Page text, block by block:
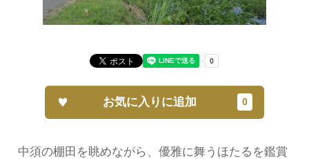
中須の棚田を眺めながら、優雅に舞うほたるを鑑賞
お気に入りに追加